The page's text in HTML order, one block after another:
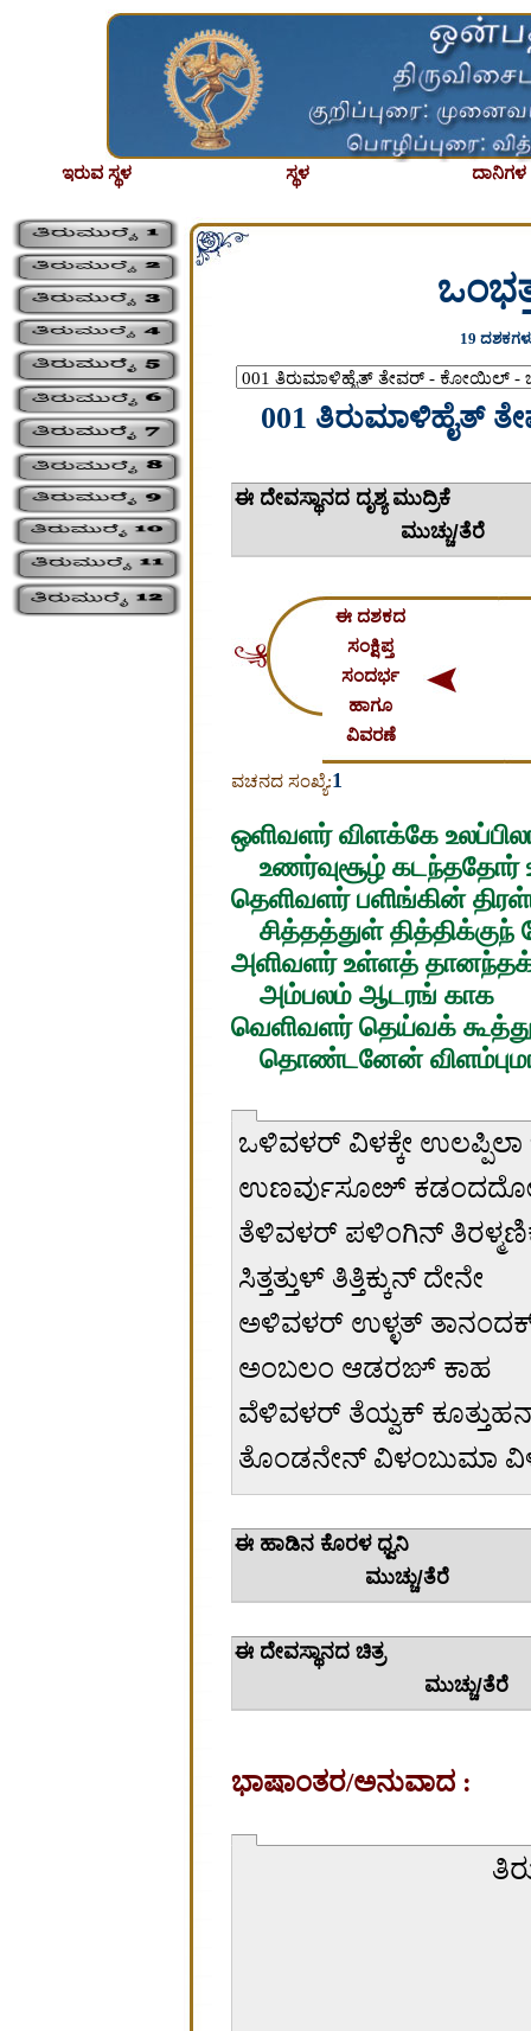
ಇರುವ ಸ್ಥಳ ಸ್ಥಳ ದಾನಿಗಳ
19
001 ತಿರುಮಾಳಿಹೈತ್
ಈ
ಮುಚ್ಚು/ತೆರೆ
ಈ ದಶಕದ
ಸಂಕ್ಷಿಪ್ತ
ಸಂದರ್ಭ
ಹಾಗೂ
ವಿವರಣೆ
ವಚನದ ಸಂಖ್ಯೆ:1
ஒளிவளர் விளக்கே
உணர்வுசூழ் கடந்ததோர்
தெளிவளர் பளிங்கின்
சித்தத்துள் தித்திக்குந்
அளிவளர் உள்ளத்
அம்பலம் ஆடரங் காக
வெளிவளர் தெய்வக்
தொண்டனேன் விளம்புமா
ಒಳಿವಳರ್ ವಿಳಕ್ಕೇ ಉಲಪ್ಪಿಲಾ
ಉಣರ್ವುಸೂೞ್
ತೆಳಿವಳರ್ ಪಳಿಂಗಿನ್
ಸಿತ್ತತ್ತುಳ್ ತಿತ್ತಿಕ್ಕುನ್ ದೇನೇ
ಅಳಿವಳರ್ ಉಳ್ಳತ್
ಅಂಬಲಂ ಆಡರಙ್ ಕಾಹ
ವೆಳಿವಳರ್ ತೆಯ್ವಕ್
ತೊಂಡನೇನ್ ವಿಳಂಬುಮಾ
ಈ
ಮುಚ್ಚು/ತೆರೆ
ಈ
ಮುಚ್ಚು/ತೆರೆ
ಭಾಷಾಂತರ/ಅನುವಾದ :